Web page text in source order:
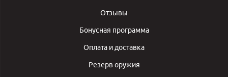
Отзывы
Бонусная программа
Оплата и доставка
Резерв оружия